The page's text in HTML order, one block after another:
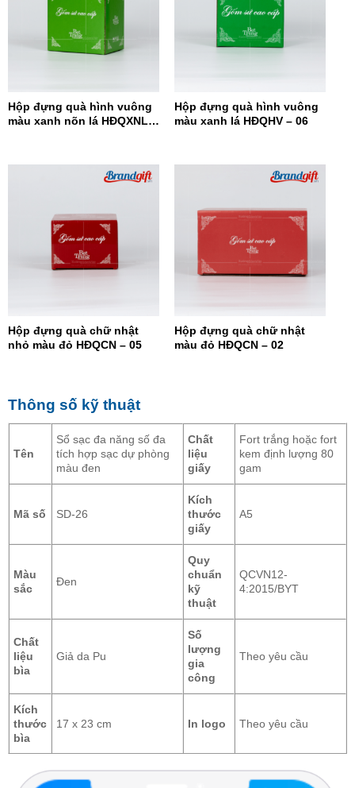
Hộp đựng quà hình vuông
màu xanh nõn lá HĐQXNL –
Hộp đựng quà hình vuông
màu xanh lá HĐQHV – 06
Hộp đựng quà chữ nhật
nhỏ màu đỏ HĐQCN – 05
Hộp đựng quà chữ nhật
màu đỏ HĐQCN – 02
Thông số kỹ thuật
Tên
Sổ sạc đa năng số đa
tích hợp sạc dự phòng
màu đen
Chất
liệu
giấy
Fort trắng hoặc fort
kem định lượng 80
gam
Mã số SD-26
Kích
thước
giấy
A5
Màu
sắc
Đen
Quy
chuẩn
kỹ
thuật
QCVN12-
4:2015/BYT
Chất
liệu
bìa
Giả da Pu
Số
lượng
gia
công
Theo yêu cầu
Kích
thước
bìa
17 x 23 cm In logo Theo yêu cầu